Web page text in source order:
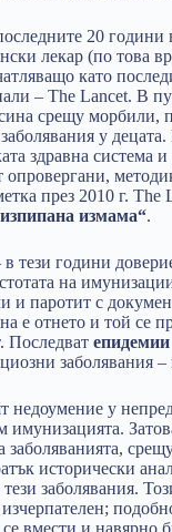
20 години
лекар (по това
като
– The Lancet. В
срещу морбили,
у
здравна
през 2010 г. The
измама“.
в тези години
на
и паротит с
е отнето и той се
Последват
заболявания
недоумение у
заболяванията,
исторически
заболявания.
вмести и навярно